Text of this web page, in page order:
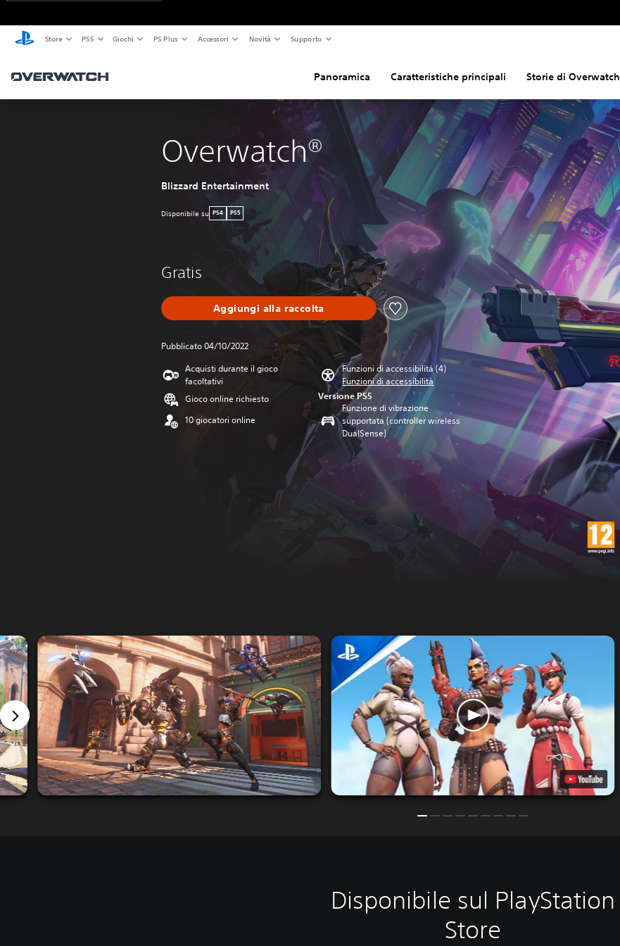
Store PS5 Giochi PS Plus Accessori Novità Supporto
Panoramica Caratteristiche principali Storie di Overwatch
Overwatch®
Blizzard Entertainment
Disponibile su PS4 PS5
Gratis
Aggiungi alla raccolta
Pubblicato 04/10/2022
Acquisti durante il gioco
facoltativi
Gioco online richiesto
10 giocatori online
Funzioni di accessibilità (4)
Funzioni di accessibilità
Versione PS5
Funzione di vibrazione
supportata (controller wireless
DualSense)
Disponibile sul PlayStation
Store